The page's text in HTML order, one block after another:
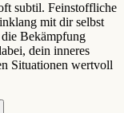
subtil. Feinstoffliche
mit dir selbst
Bekämpfung
dein inneres
Situationen wertvoll